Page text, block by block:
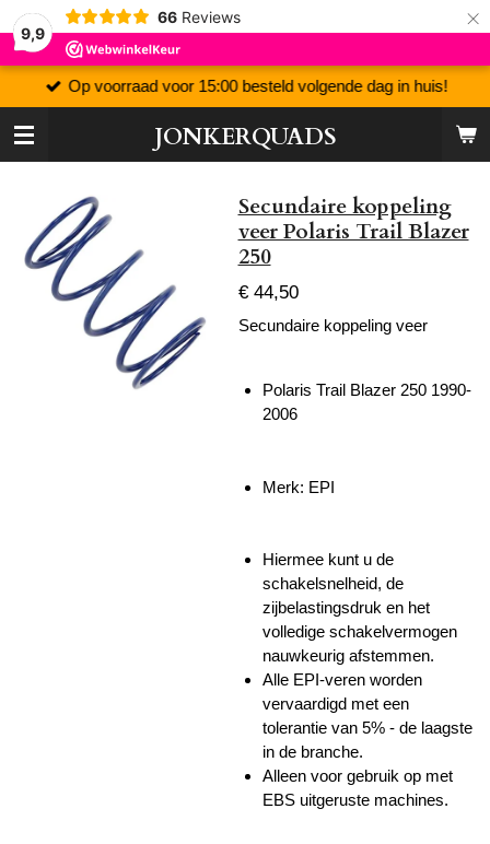
9,9
66 Reviews ×
JONKERQUADS
Op voorraad voor 15:00 besteld volgende dag in huis!
Secundaire koppeling
veer Polaris Trail Blazer
250
€ 44,50
Secundaire koppeling veer
Polaris Trail Blazer 250 1990-
2006
Merk: EPI
Hiermee kunt u de
schakelsnelheid, de
zijbelastingsdruk en het
volledige schakelvermogen
nauwkeurig afstemmen.
Alle EPI-veren worden
vervaardigd met een
tolerantie van 5% - de laagste
in de branche.
Alleen voor gebruik op met
EBS uitgeruste machines.